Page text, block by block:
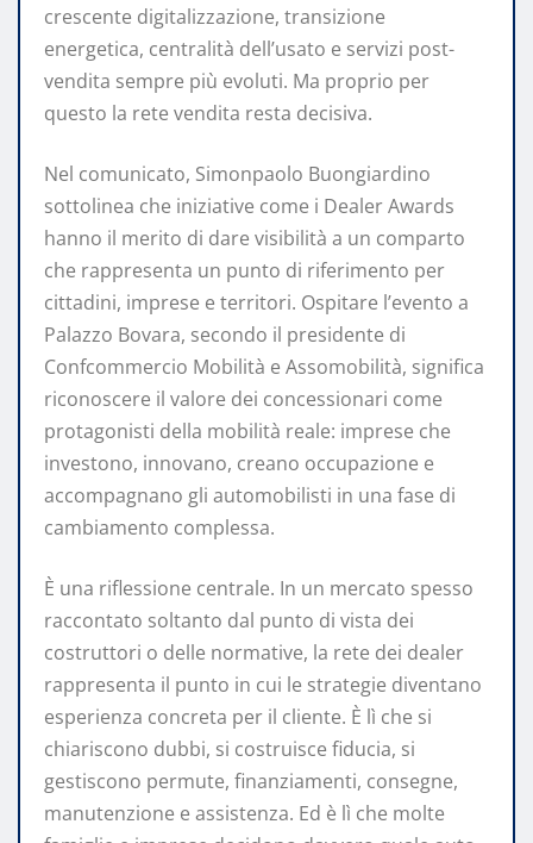
crescente digitalizzazione, transizione
energetica, centralità dell’usato e servizi post-
vendita sempre più evoluti. Ma proprio per
questo la rete vendita resta decisiva.
Nel comunicato, Simonpaolo Buongiardino
sottolinea che iniziative come i Dealer Awards
hanno il merito di dare visibilità a un comparto
che rappresenta un punto di riferimento per
cittadini, imprese e territori. Ospitare l’evento a
Palazzo Bovara, secondo il presidente di
Confcommercio Mobilità e Assomobilità, significa
riconoscere il valore dei concessionari come
protagonisti della mobilità reale: imprese che
investono, innovano, creano occupazione e
accompagnano gli automobilisti in una fase di
cambiamento complessa.
È una riflessione centrale. In un mercato spesso
raccontato soltanto dal punto di vista dei
costruttori o delle normative, la rete dei dealer
rappresenta il punto in cui le strategie diventano
esperienza concreta per il cliente. È lì che si
chiariscono dubbi, si costruisce fiducia, si
gestiscono permute, finanziamenti, consegne,
manutenzione e assistenza. Ed è lì che molte